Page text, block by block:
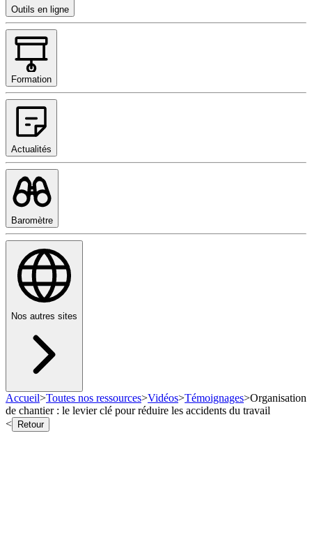
Outils en ligne
Formation
Actualités
Baromètre
Nos autres sites
Accueil>Toutes nos ressources>Vidéos>Témoignages>Organisation
de chantier : le levier clé pour réduire les accidents du travail
<
Retour